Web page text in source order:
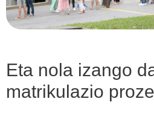
Eta nola izango
matrikulazio